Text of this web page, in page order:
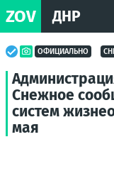
ZOV ДНР
ОФИЦИАЛЬНО
Снежное
систем
мая